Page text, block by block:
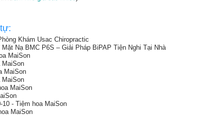
Khám Usac Chiropractic
Nạ BMC P6S – Giải Pháp BiPAP Tiện Nghi Tại Nhà
MaiSon
MaiSon
MaiSon
MaiSon
MaiSon
10 - Tiệm hoa MaiSon
MaiSon